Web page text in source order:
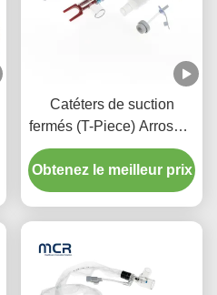
Catéters de suction
fermés (T-Piece) Arroseur
automatique 72H Pour
adulte
Obtenez le meilleur prix